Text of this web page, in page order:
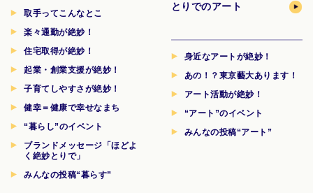
取手ってこんなとこ
楽々通勤が絶妙！
住宅取得が絶妙！
起業・創業支援が絶妙！
子育てしやすさが絶妙！
健幸＝健康で幸せなまち
“暮らし”のイベント
ブランドメッセージ「ほどよ
く絶妙とりで」
みんなの投稿“暮らす”
とりでのアート
身近なアートが絶妙！
あの！？東京藝大あります！
アート活動が絶妙！
“アート”のイベント
みんなの投稿“アート”